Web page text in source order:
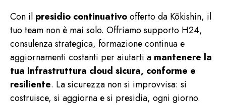
Con il presidio continuativoofferto da Kōkishin, il
tuo team non è mai solo. Offriamo supporto H24,
consulenza strategica, formazione continua e
aggiornamenti costanti per aiutarti a mantenere la
tua infrastruttura cloud sicura, conforme e
resiliente. La sicurezza non si improvvisa: si
costruisce, si aggiorna e si presidia, ogni giorno.